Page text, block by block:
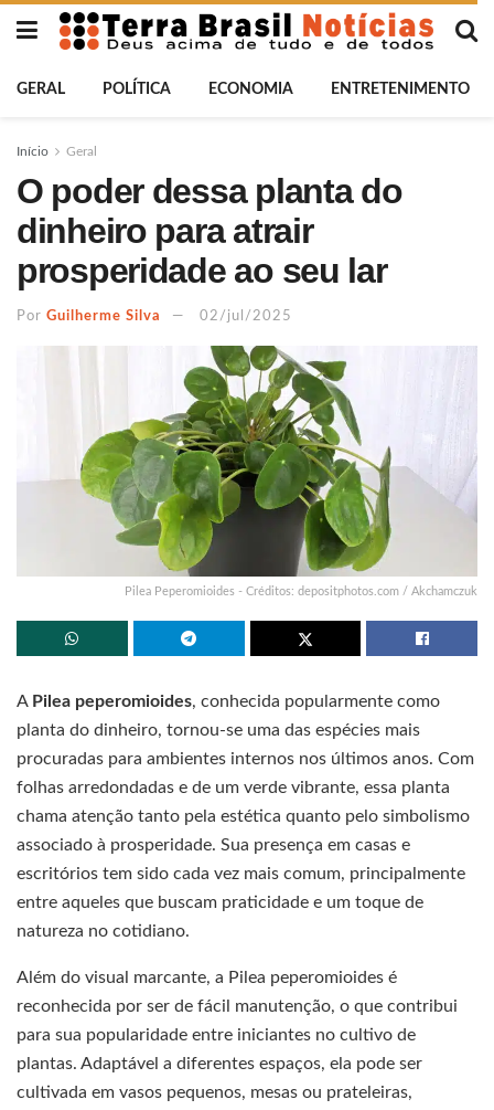
GERAL POLÍTICA ECONOMIA ENTRETENIMENTO
Início Geral
O poder dessa planta do
dinheiro para atrair
prosperidade ao seu lar
Por Guilherme Silva 02/jul/2025
Pilea Peperomioides - Créditos: depositphotos.com / Akchamczuk
A Pilea peperomioides, conhecida popularmente como
planta do dinheiro, tornou-se uma das espécies mais
procuradas para ambientes internos nos últimos anos. Com
folhas arredondadas e de um verde vibrante, essa planta
chama atenção tanto pela estética quanto pelo simbolismo
associado à prosperidade. Sua presença em casas e
escritórios tem sido cada vez mais comum, principalmente
entre aqueles que buscam praticidade e um toque de
natureza no cotidiano.
Além do visual marcante, a Pilea peperomioides é
reconhecida por ser de fácil manutenção, o que contribui
para sua popularidade entre iniciantes no cultivo de
plantas. Adaptável a diferentes espaços, ela pode ser
cultivada em vasos pequenos, mesas ou prateleiras,